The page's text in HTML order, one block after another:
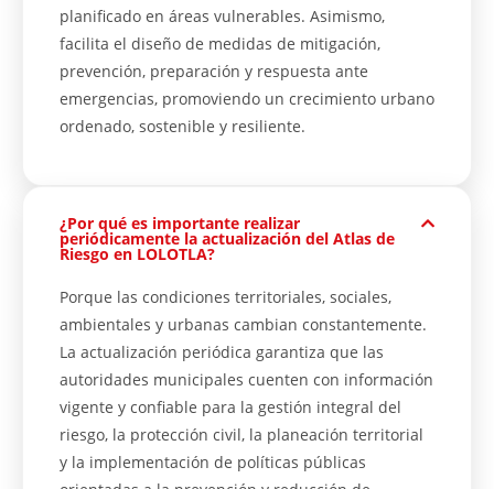
planificado en áreas vulnerables. Asimismo,
facilita el diseño de medidas de mitigación,
prevención, preparación y respuesta ante
emergencias, promoviendo un crecimiento urbano
ordenado, sostenible y resiliente.
¿Por qué es importante realizar
periódicamente la actualización del Atlas de
Riesgo en LOLOTLA?
Porque las condiciones territoriales, sociales,
ambientales y urbanas cambian constantemente.
La actualización periódica garantiza que las
autoridades municipales cuenten con información
vigente y confiable para la gestión integral del
riesgo, la protección civil, la planeación territorial
y la implementación de políticas públicas